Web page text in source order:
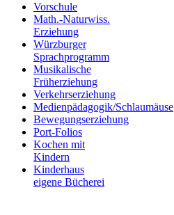
Vorschule
Math.-Naturwiss.
Erziehung
Würzburger
Sprachprogramm
Musikalische
Früherziehung
Verkehrserziehung
Medienpädagogik/Schlaumäuse
Bewegungserziehung
Port-Folios
Kochen mit
Kindern
Kinderhaus
eigene Bücherei